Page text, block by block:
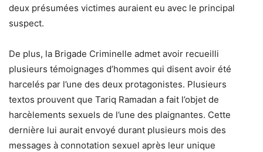
deux présumées victimes auraient eu avec le principal
suspect.
De plus, la Brigade Criminelle admet avoir recueilli
plusieurs témoignages d’hommes qui disent avoir été
harcelés par l’une des deux protagonistes. Plusieurs
textos prouvent que Tariq Ramadan a fait l’objet de
harcèlements sexuels de l’une des plaignantes. Cette
dernière lui aurait envoyé durant plusieurs mois des
messages à connotation sexuel après leur unique